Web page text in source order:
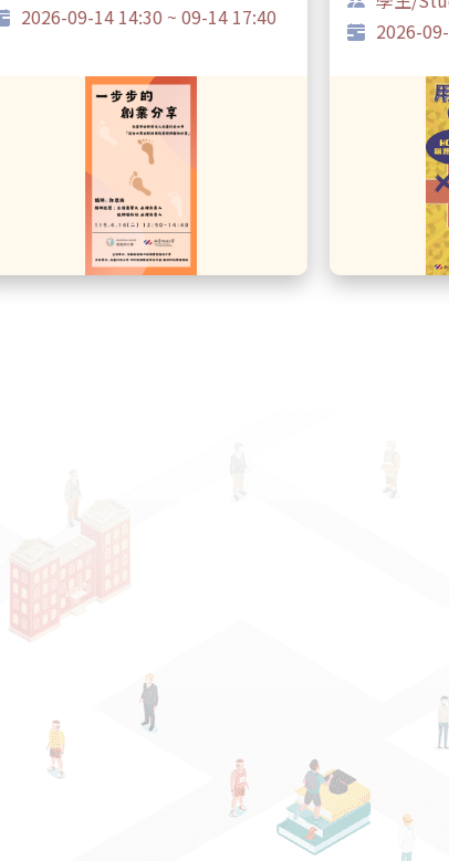
2026-09-14 14:30 ~ 09-14 17:40
2026-